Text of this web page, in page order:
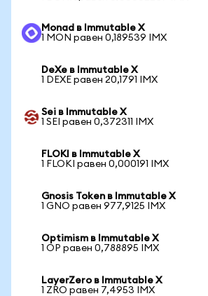
Monad в Immutable X
1 MON равен 0,189539 IMX
DeXe в Immutable X
1 DEXE равен 20,1791 IMX
Sei в Immutable X
1 SEI равен 0,372311 IMX
FLOKI в Immutable X
1 FLOKI равен 0,000191 IMX
Gnosis Token в Immutable X
1 GNO равен 977,9125 IMX
Optimism в Immutable X
1 OP равен 0,788895 IMX
LayerZero в Immutable X
1 ZRO равен 7,4953 IMX